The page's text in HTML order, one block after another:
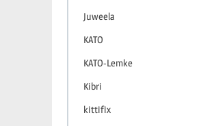
Juweela
KATO
KATO-Lemke
Kibri
kittifix